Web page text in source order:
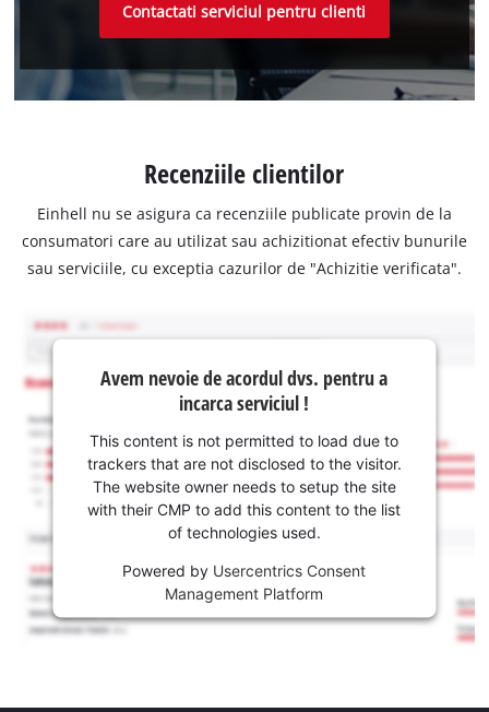
Contactati serviciul pentru clienti
Recenziile clientilor
Einhell nu se asigura ca recenziile publicate provin de la
consumatori care au utilizat sau achizitionat efectiv bunurile
sau serviciile, cu exceptia cazurilor de "Achizitie verificata".
Avem nevoie de acordul dvs. pentru a
incarca serviciul !
This content is not permitted to load due to
trackers that are not disclosed to the visitor.
The website owner needs to setup the site
with their CMP to add this content to the list
of technologies used.
Powered by Usercentrics Consent
Management Platform